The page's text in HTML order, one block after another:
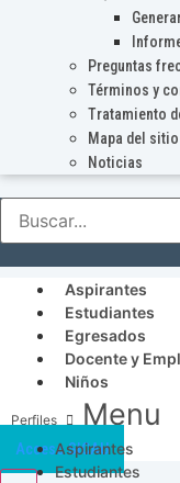
Preguntas
Términos y
Tratamiento
Mapa del sitio
Noticias
Aspirantes
Estudiantes
Egresados
Docente y
Niños
Menu
Aspirantes
Estudiantes
Acceso SICAU